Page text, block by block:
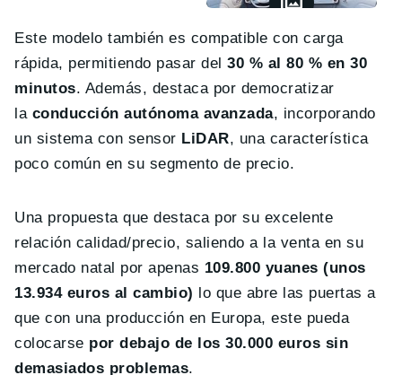
Este modelo también es compatible con carga
rápida, permitiendo pasar del30 % al 80 % en 30
minutos. Además, destaca por democratizar
la conducción autónoma avanzada, incorporando
un sistema con sensor LiDAR, una característica
poco común en su segmento de precio.
Una propuesta que destaca por su excelente
relación calidad/precio, saliendo a la venta en su
mercado natal por apenas 109.800 yuanes (unos
13.934 euros al cambio) lo que abre las puertas a
que con una producción en Europa, este pueda
colocarse por debajo de los 30.000 euros sin
demasiados problemas.